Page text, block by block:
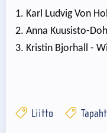
1. Karl Ludvig Von
2. Anna Kuusisto-
3. Kristin Bjorhall -
Liitto